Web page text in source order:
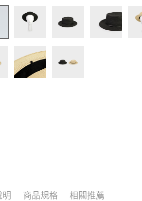
明 商品規格 相關推薦